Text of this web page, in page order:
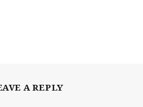
A REPLY